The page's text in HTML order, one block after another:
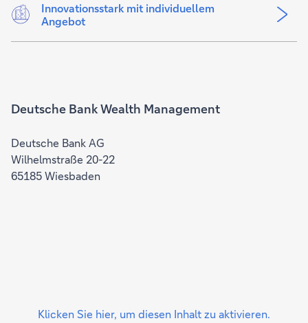
Innovationsstark mit individuellem
Angebot
Klicken Sie hier, um diesen Inhalt zu aktivieren.
Deutsche Bank Wealth Management
Deutsche Bank AG
Wilhelmstraße 20-22
65185 Wiesbaden